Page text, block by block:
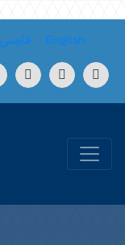
English فارسی